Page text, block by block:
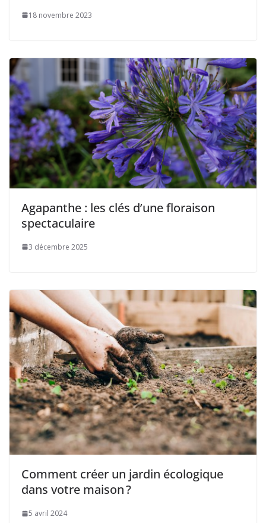
18 novembre 2023
Agapanthe : les clés d’une floraison
spectaculaire
3 décembre 2025
Comment créer un jardin écologique
dans votre maison ?
5 avril 2024